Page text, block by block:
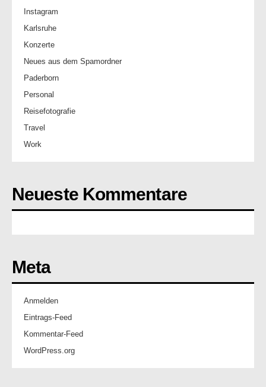
Instagram
Karlsruhe
Konzerte
Neues aus dem Spamordner
Paderborn
Personal
Reisefotografie
Travel
Work
Neueste Kommentare
Meta
Anmelden
Eintrags-Feed
Kommentar-Feed
WordPress.org